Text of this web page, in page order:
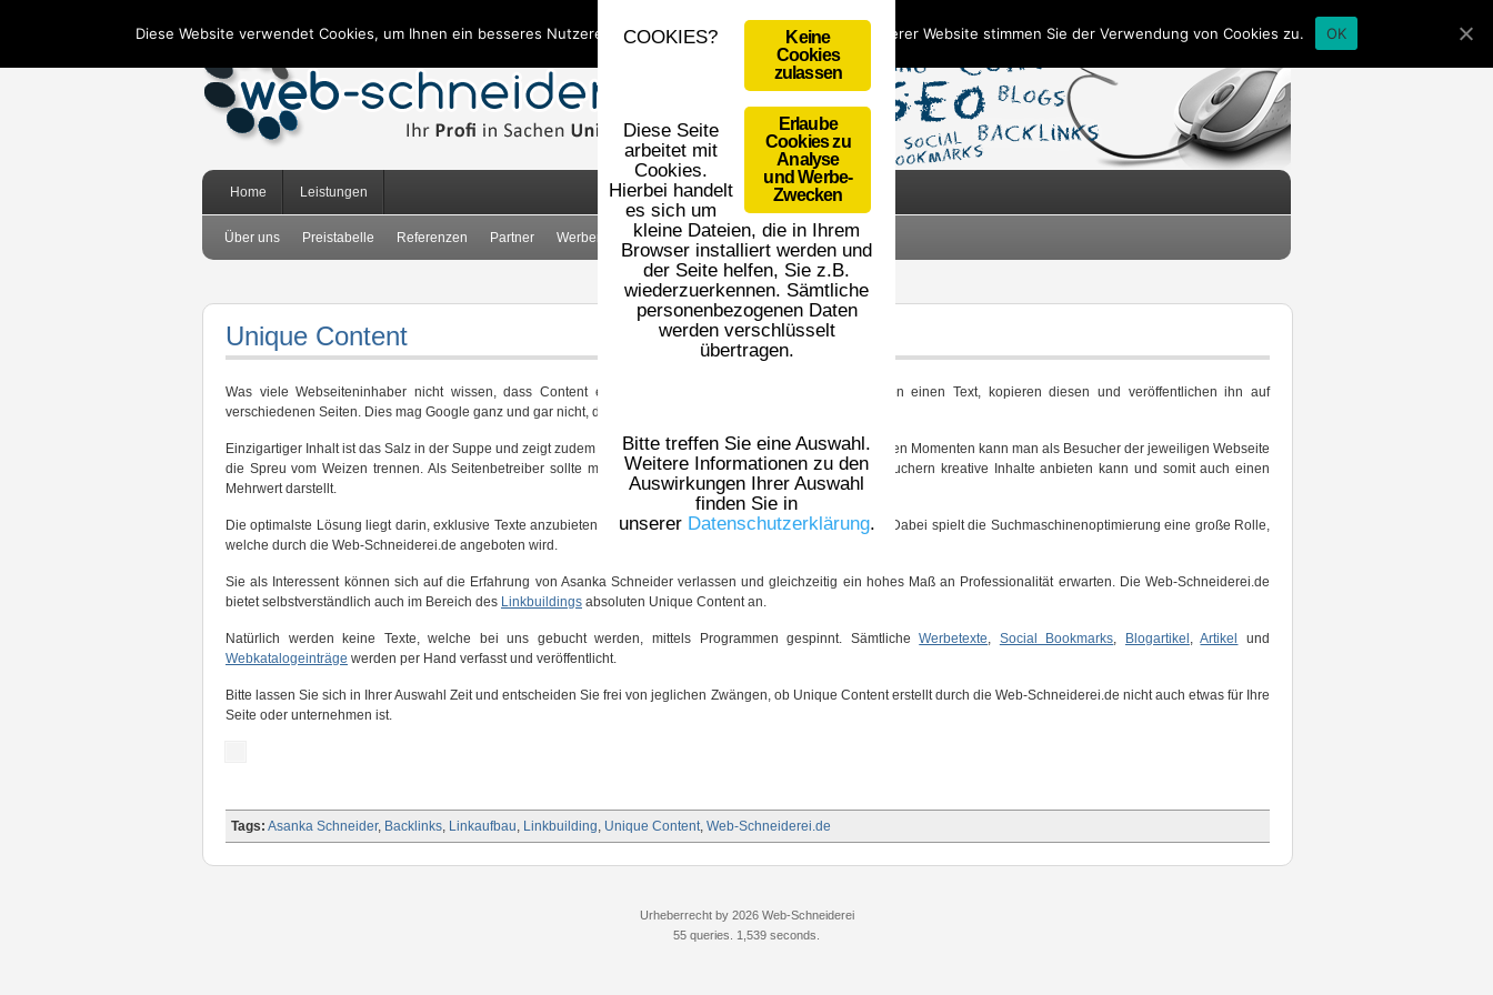
Home Leistungen
Über uns Preistabelle Referenzen Partner Werbemittel AGB Impressum Datenschutz
Unique Content
Was viele Webseiteninhaber nicht wissen, dass Content etwas wahnsinnig Wichtiges ist. Einige erstellen einen Text, kopieren diesen und veröffentlichen ihn auf
verschiedenen Seiten. Dies mag Google ganz und gar nicht, daher sollte man stets auf Unique Content achten.
Einzigartiger Inhalt ist das Salz in der Suppe und zeigt zudem auch die Intentionen eines Webmasters. In solchen Momenten kann man als Besucher der jeweiligen Webseite
die Spreu vom Weizen trennen. Als Seitenbetreiber sollte man absolut bestrebt sein, dass man seinen Besuchern kreative Inhalte anbieten kann und somit auch einen
Mehrwert darstellt.
Die optimalste Lösung liegt darin, exklusive Texte anzubieten, welche von einem Fachmann verfasst wurden. Dabei spielt die Suchmaschinenoptimierung eine große Rolle,
welche durch die Web-Schneiderei.de angeboten wird.
Sie als Interessent können sich auf die Erfahrung von Asanka Schneider verlassen und gleichzeitig ein hohes Maß an Professionalität erwarten. Die Web-Schneiderei.de
bietet selbstverständlich auch im Bereich des Linkbuildings absoluten Unique Content an.
Natürlich werden keine Texte, welche bei uns gebucht werden, mittels Programmen gespinnt. SämtlicheWerbetexte, Social Bookmarks, Blogartikel ,Artikel
und
Webkatalogeinträge werden per Hand verfasst und veröffentlicht.
Bitte lassen Sie sich in Ihrer Auswahl Zeit und entscheiden Sie frei von jeglichen Zwängen, ob Unique Content erstellt durch die Web-Schneiderei.de nicht auch etwas für Ihre
Seite oder unternehmen ist.
Tags: Asanka Schneider, Backlinks, Linkaufbau, Linkbuilding, Unique Content, Web-Schneiderei.de
Diese Website verwendet Cookies, um Ihnen ein besseres Nutzererlebnis zu bieten. Durch die Nutzung unserer Website stimmen Sie der Verwendung von Cookies zu. OK
Urheberrecht by 2026 Web-Schneiderei
55 queries. 1,539 seconds.
Keine
Cookies
zulassen
Erlaube
Cookies zu
Analyse
und Werbe-
Zwecken
COOKIES?
Diese Seite
arbeitet mit
Cookies.
Hierbei handelt
es sich um
kleine Dateien, die in Ihrem
Browser installiert werden und
der Seite helfen, Sie z.B.
wiederzuerkennen. Sämtliche
personenbezogenen Daten
werden verschlüsselt
übertragen.
Bitte treffen Sie eine Auswahl.
Weitere Informationen zu den
Auswirkungen Ihrer Auswahl
finden Sie in
unserer Datenschutzerklärung.